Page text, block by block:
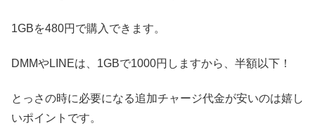
1GBを480円で購入できます。
DMMやLINEは、1GBで1000円しますから、半額以下！
とっさの時に必要になる追加チャージ代金が安いのは嬉し
いポイントです。